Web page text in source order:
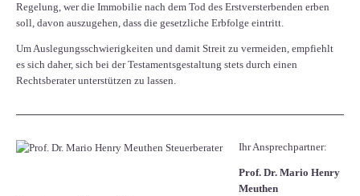
Regelung, wer die Immobilie nach dem Tod des Erstversterbenden erben
soll, davon auszugehen, dass die gesetzliche Erbfolge eintritt.
Um Auslegungsschwierigkeiten und damit Streit zu vermeiden, empfiehlt
es sich daher, sich bei der Testamentsgestaltung stets durch einen
Rechtsberater unterstützen zu lassen.
Ihr Ansprechpartner:
Prof. Dr. Mario Henry
Meuthen